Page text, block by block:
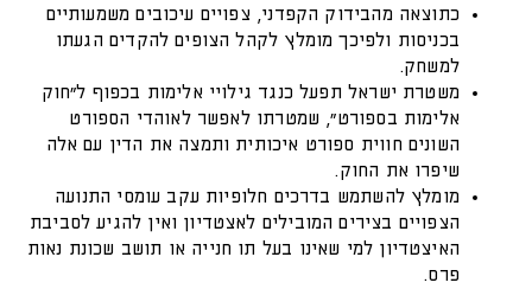
כתוצאה מהבידוק הקפדני, צפויים עיכובים משמעותיים
בכניסות ולפיכך מומלץ לקהל הצופים להקדים הגעתו
למשחק.
משטרת ישראל תפעל כנגד גילויי אלימות בכפוף ל"חוק
אלימות בספורט", שמטרתו לאפשר לאוהדי הספורט
השונים חווית ספורט איכותית ותמצה את הדין עם אלה
שיפרו את החוק.
מומלץ להשתמש בדרכים חלופיות עקב עומסי התנועה
הצפויים בצירים המובילים לאצטדיון ואין להגיע לסביבת
האיצטדיון למי שאינו בעל תו חנייה או תושב שכונת נאות
פרס.